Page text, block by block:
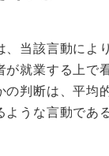
、当該言動に
就業する上で
判断は、平均
うな言動であ